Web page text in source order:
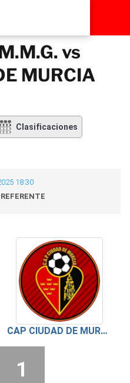
vs
MURCIA
Clasificaciones
18:30
CAP CIUDAD DE MURCIA
1